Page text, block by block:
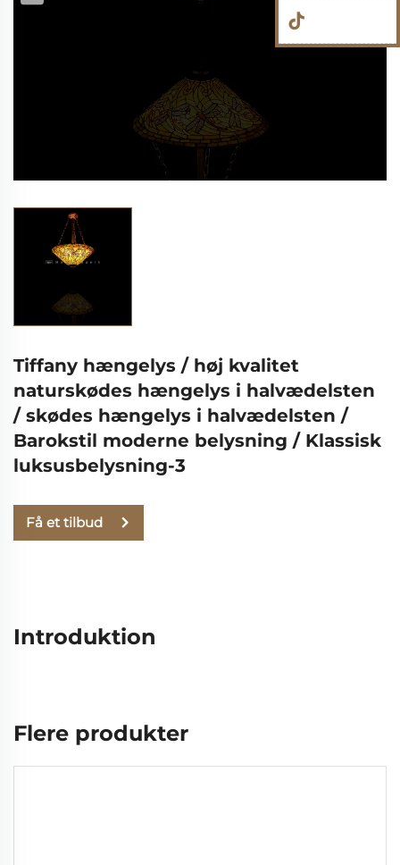
Tiffany hængelys / høj kvalitet
naturskødes hængelys i halvædelsten
/ skødes hængelys i halvædelsten /
Barokstil moderne belysning / Klassisk
luksusbelysning-3
Få et tilbud
Introduktion
Flere produkter